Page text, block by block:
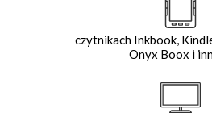
czytnikach Inkbook,
Onyx Boox i